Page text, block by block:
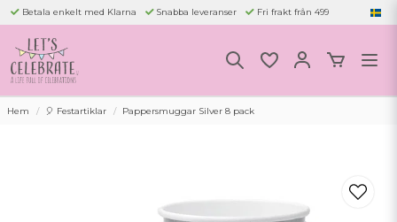
Betala enkelt med Klarna Snabba leveranser Fri frakt från 499
Hem 🎈 Festartiklar Pappersmuggar Silver 8 pack